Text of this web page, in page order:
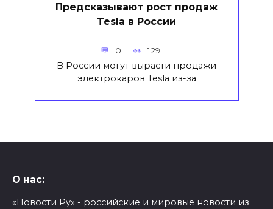
Предсказывают рост продаж
Tesla в России
0 129
В России могут вырасти продажи
электрокаров Tesla из-за
О нас:
«Новости Ру» - российские и мировые новости из